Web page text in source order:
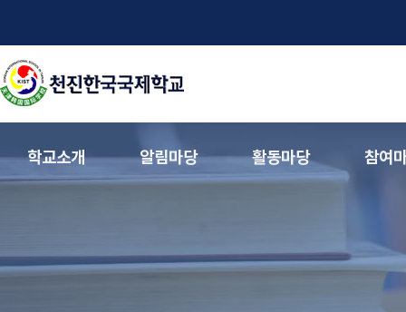
학교소개 알림마당 활동마당 참여